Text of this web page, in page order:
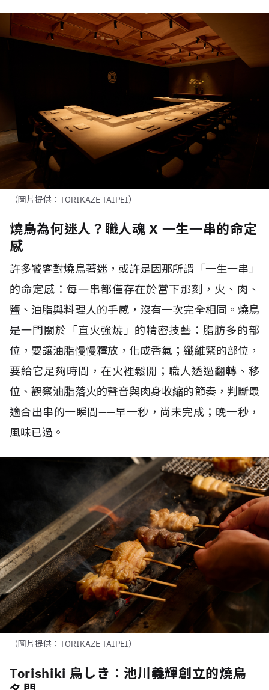
（圖片提供：TORIKAZE TAIPEI）
燒鳥為何迷人？職人魂 X 一生一串的命定
感
許多饕客對燒鳥著迷，或許是因那所謂 「一生一串」
的命定感：每一串都僅存在於當下那刻，火、肉、
鹽、油脂與料理人的手感，沒有一次完全相同。燒鳥
是一門關於「直火強燒」的精密技藝：脂肪多的部
位，要讓油脂慢慢釋放，化成香氣；纖維緊的部位，
要給它足夠時間，在火裡鬆開；職人透過翻轉、移
位、觀察油脂落火的聲音與肉身收縮的節奏，判斷最
適合出串的一瞬間——早一秒，尚未完成；晚一秒，
風味已過。
（圖片提供：TORIKAZE TAIPEI）
Torishiki 鳥しき：池川義輝創立的燒鳥